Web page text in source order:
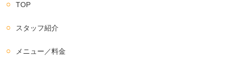
TOP
スタッフ紹介
メニュー／料金